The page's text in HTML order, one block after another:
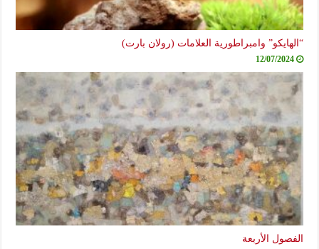
“الهايكو” وامبراطورية العلامات (رولان بارت)
12/07/2024
الفصول الأربعة